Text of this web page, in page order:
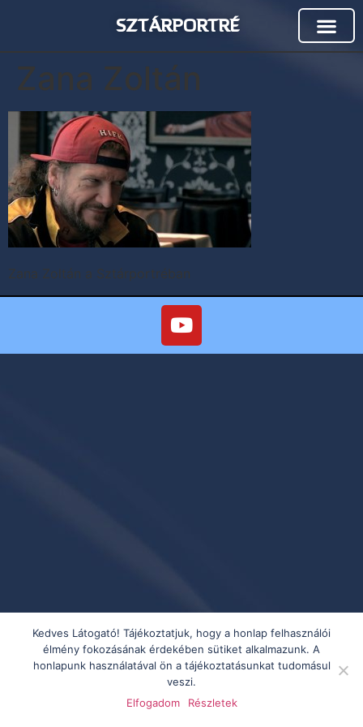
SZTÁRPORTRÉ
Zana Zoltán
Zana Zoltán a Sztárportréban
Kedves Látogató! Tájékoztatjuk, hogy a honlap felhasználói
élmény fokozásának érdekében sütiket alkalmazunk. A
honlapunk használatával ön a tájékoztatásunkat tudomásul
veszi.
Elfogadom
Részletek